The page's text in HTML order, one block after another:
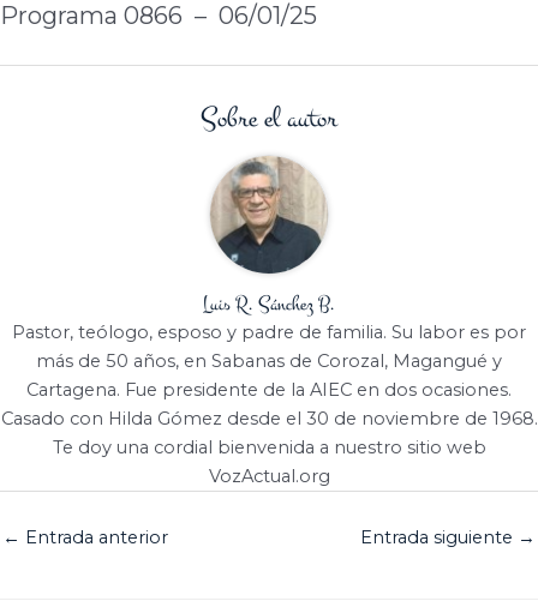
Programa 0866 – 06/01/25
Sobre el autor
Luis R. Sánchez B.
Pastor, teólogo, esposo y padre de familia. Su labor es por
más de 50 años, en Sabanas de Corozal, Magangué y
Cartagena. Fue presidente de la AIEC en dos ocasiones.
Casado con Hilda Gómez desde el 30 de noviembre de 1968.
Te doy una cordial bienvenida a nuestro sitio web
VozActual.org
← Entrada anterior Entrada siguiente →